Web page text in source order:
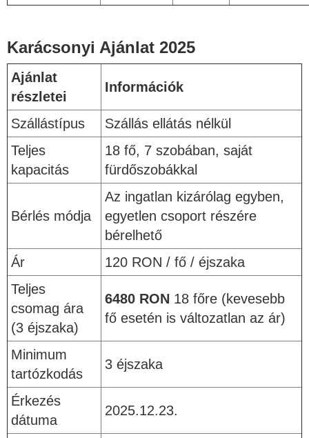
Karácsonyi Ajánlat 2025
Ajánlat
részletei
Információk
Szállástípus
Szállás ellátás nélkül
Teljes
kapacitás
18 fő, 7 szobában, saját
fürdőszobákkal
Bérlés módja
Az ingatlan kizárólag egyben,
egyetlen csoport részére
bérelhető
Ár
120 RON / fő / éjszaka
Teljes
csomag ára
(3 éjszaka)
6480 RON 18 főre (kevesebb
fő esetén is változatlan az ár)
Minimum
tartózkodás
3 éjszaka
Érkezés
dátuma
2025.12.23.